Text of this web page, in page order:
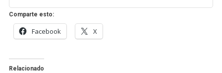
Comparte esto:
Facebook X
Relacionado